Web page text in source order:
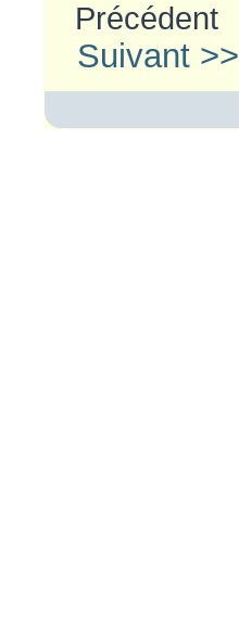
Précédent
Suivant >>